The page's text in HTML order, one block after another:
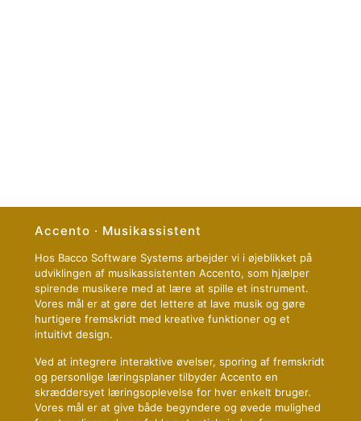
Accento · Musikassistent
Hos Bacco Software Systems arbejder vi i øjeblikket på
udviklingen af musikassistenten Accento, som hjælper
spirende musikere med at lære at spille et instrument.
Vores mål er at gøre det lettere at lave musik og gøre
hurtigere fremskridt med kreative funktioner og et
intuitivt design.
Ved at integrere interaktive øvelser, sporing af fremskridt
og personlige læringsplaner tilbyder Accento en
skræddersyet læringsoplevelse for hver enkelt bruger.
Vores mål er at give både begyndere og øvede mulighed